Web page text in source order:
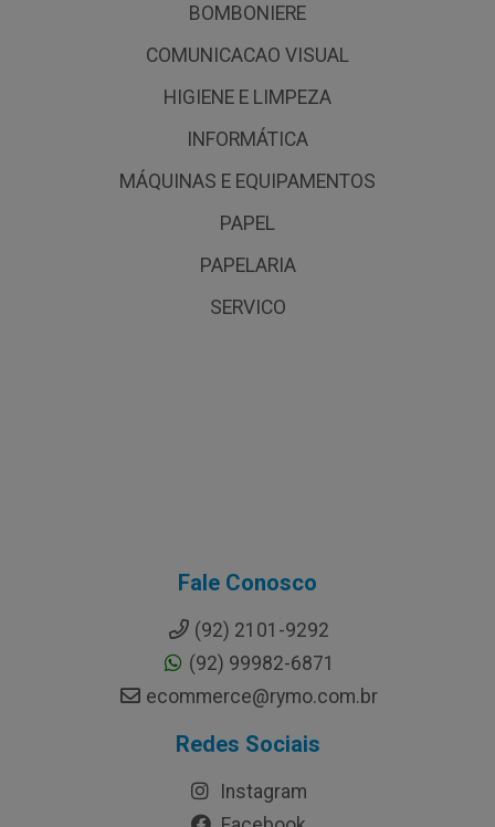
BOMBONIERE
COMUNICACAO VISUAL
HIGIENE E LIMPEZA
INFORMÁTICA
MÁQUINAS E EQUIPAMENTOS
PAPEL
PAPELARIA
SERVICO
Fale Conosco
(92) 2101-9292
(92) 99982-6871
ecommerce@rymo.com.br
Redes Sociais
Instagram